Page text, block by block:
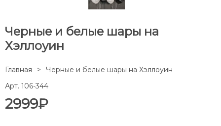
Черные и белые шары на
Хэллоуин
Главная
Черные и белые шары на Хэллоуин
Арт. 106-344
2999₽